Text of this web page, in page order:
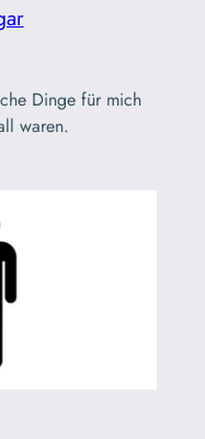
Dinge für mich
waren.